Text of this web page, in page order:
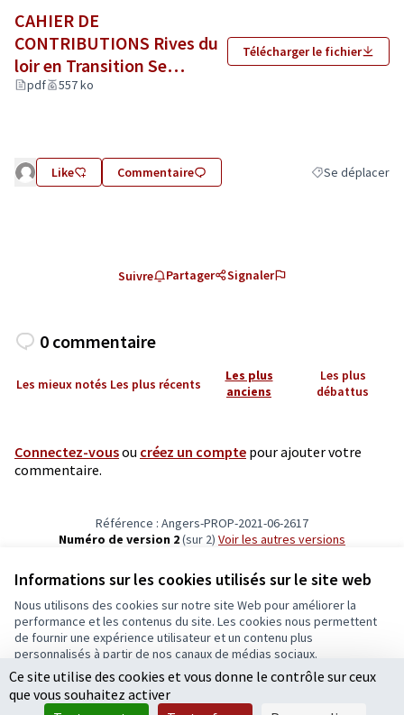
Informations sur les cookies utilisés sur le site web
Nous utilisons des cookies sur notre site Web pour améliorer la
performance et les contenus du site. Les cookies nous permettent
de fournir une expérience utilisateur et un contenu plus
personnalisés à partir de nos canaux de médias sociaux.
Tout accepter
Accepter seulement les cookies essentiels
CAHIER DE
CONTRIBUTIONS Rives du
loir en Transition Se
Déplacer.pdf
pdf 557 ko
Télécharger le fichier
Like Commentaire Filtrer les
Se déplacer
Suivre Partager Signaler
0 commentaire
Les mieux notés Les plus récents
Les plus
anciens
Les plus
débattus
Connectez-vousou créez un compte pour ajouter votre
commentaire.
Référence : Angers-PROP-2021-06-2617
Numéro de version 2(sur 2)
voir les autres versions
Conditions d'utilisation
Paramètres des cookies
Ecrivons Angers sur X
(Lien externe)
Ecrivons Angers sur Facebook
(Lien externe)
Ce site utilise des cookies et vous donne le contrôle sur ceux
que vous souhaitez activer